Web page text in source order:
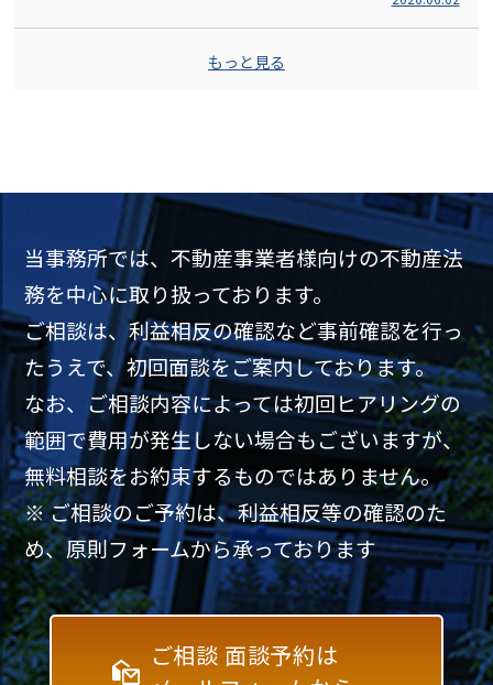
もっと見る
当事務所では、不動産事業者様向けの不動産法
務を中心に取り扱っております。
ご相談は、利益相反の確認など事前確認を行っ
たうえで、初回面談をご案内しております。
なお、ご相談内容によっては初回ヒアリングの
範囲で費用が発生しない場合もございますが、
無料相談をお約束するものではありません。
※ ご相談のご予約は、利益相反等の確認のた
め、原則フォームから承っております
ご相談 面談予約は